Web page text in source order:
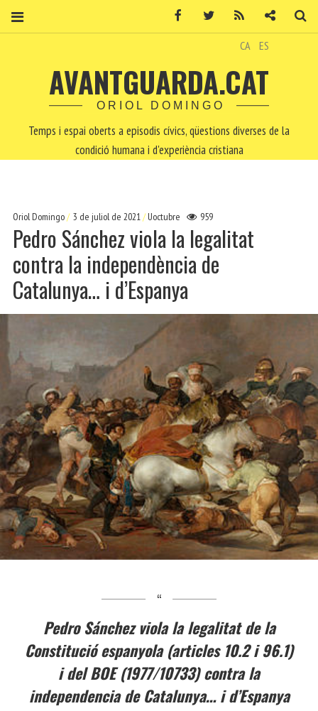
CA ES
AVANTGUARDA.CAT
ORIOL DOMINGO
Temps i espai oberts a episodis cívics, qüestions diverses de la
condició humana i d'experiència cristiana
Oriol Domingo 3 de juliol de 2021 Uoctubre 959
Pedro Sánchez viola la legalitat
contra la independència de
Catalunya… i d’Espanya
Pedro Sánchez viola la legalitat de la
Constitució espanyola (articles 10.2 i 96.1)
i del BOE (1977/10733) contra la
independencia de Catalunya… i d’Espanya
Facebook Twitter Contacte